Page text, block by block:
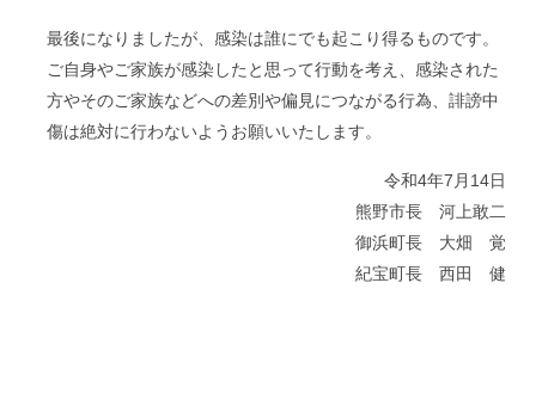
最後になりましたが、感染は誰にでも起こり得るものです。
ご自身やご家族が感染したと思って行動を考え、感染された
方やそのご家族などへの差別や偏見につながる行為、誹謗中
傷は絶対に行わないようお願いいたします。
令和4年7月14日
熊野市長 河上敢二
御浜町長 大畑 覚
紀宝町長 西田 健